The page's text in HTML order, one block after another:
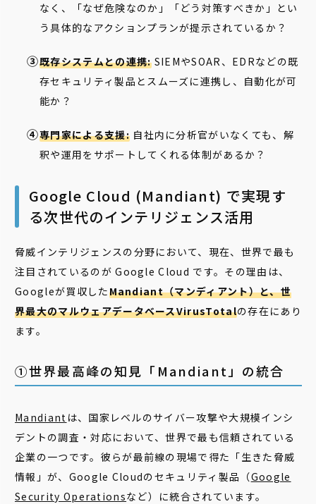
なく、「なぜ危険なのか」「どう対策すべきか」とい
う具体的なアクションプランが提示されているか？
既存システムとの連携:SIEMやSOAR、EDRなどの既
存セキュリティ製品とスムーズに連携し、自動化が可
能か？
専門家による支援:自社内に分析官がいなくても、解
釈や運用をサポートしてくれる体制があるか？
Google Cloud (Mandiant) で実現す
る次世代のインテリジェンス活用
脅威インテリジェンスの分野において、現在、世界で最も
注目されているのが Google Cloud です。その理由は、
Googleが買収したMandiant（マンディアント）と、世
界最大のマルウェアデータベースVirusTotalの存在にあり
ます。
①世界最高峰の知見「Mandiant」の統合
Mandiant は、国家レベルのサイバー攻撃や大規模インシ
デントの調査・対応において、世界で最も信頼されている
企業の一つです。彼らが最前線の現場で得た「生きた脅威
情報」が、Google Cloudのセキュリティ製品（Google
Security Operationsなど）に統合されています。